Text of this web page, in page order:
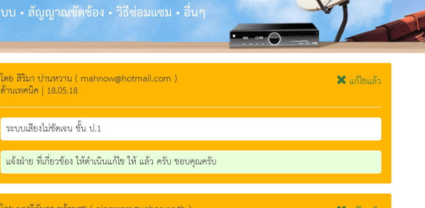
โดย สิริมา ปานหวาน ( mahnow@hotmail.com ) แก้ไขแล้ว
ด้านเทคนิค | 18.05.18
ระบบเสียงไม่ชัดเจน ชั้น ป.1
แจ้งฝ่าย ที่เกี่ยวข้อง ให้ดำเนินแก้ไข ให้ แล้ว ครับ ขอบคุณครับ